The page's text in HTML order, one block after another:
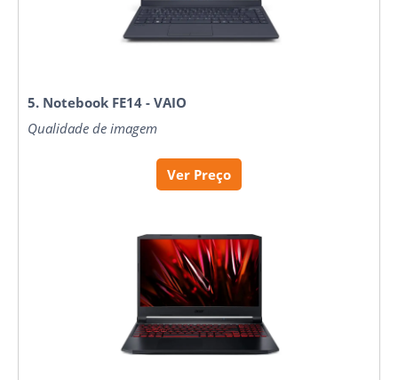
5. Notebook FE14 - VAIO
Qualidade de imagem
Ver Preço